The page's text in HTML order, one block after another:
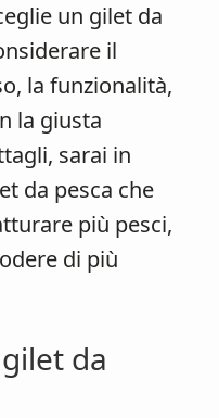
un gilet da
il
la funzionalità,
la giusta
sarai in
da pesca che
più pesci,
di più
da